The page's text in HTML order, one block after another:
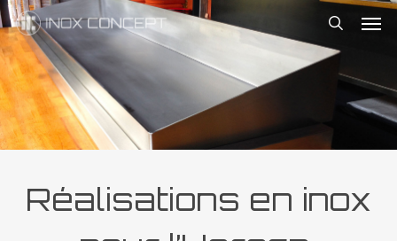
Skip
to
main
content
Réalisations en inox